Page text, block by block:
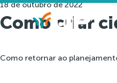
18 de outubro de 2022
Como criar
Como retornar ao